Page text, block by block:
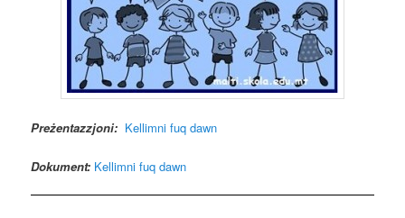
Preżentazzjoni: Kellimni fuq dawn
Dokument: Kellimni fuq dawn